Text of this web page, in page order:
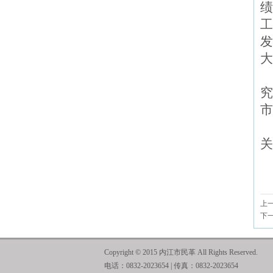
上
下
Copyright © 2015 内江市民革 All Rights Reserved.
电话：0832-2023654 | 传真：0832-2023654